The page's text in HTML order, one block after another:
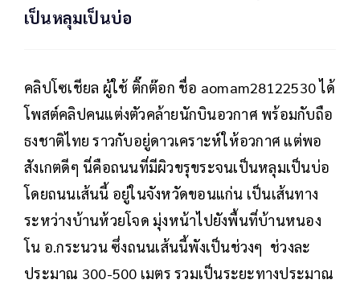
เป็นหลุมเป็นบ่อ
คลิปโซเชียล ผู้ใช้ ติ๊กต๊อก ชื่อ aomam28122530 ได้
โพสต์คลิปคนแต่งตัวคล้ายนักบินอวกาศ พร้อมกับถือ
ธงชาติไทย ราวกับอยู่ดาวเคราะห์ให้อวกาศ แต่พอ
สังเกตดีๆ นี่คือถนนที่มีผิวขรุขระจนเป็นหลุมเป็นบ่อ
โดยถนนเส้นนี้ อยู่ในจังหวัดขอนแก่น เป็นเส้นทาง
ระหว่างบ้านห้วยโจด มุ่งหน้าไปยังพื้นที่บ้านหนอง
โน อ.กระนวน ซึ่งถนนเส้นนี้พังเป็นช่วงๆ ช่วงละ
ประมาณ 300-500 เมตร รวมเป็นระยะทางประมาณ